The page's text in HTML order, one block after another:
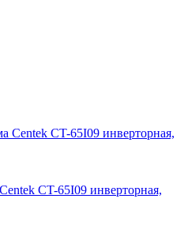
CT-65I09 инверторная,